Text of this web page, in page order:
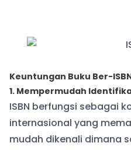
Keuntungan Buku Ber-
1. Mempermudah
ISBN berfungsi sebagai
internasional yang
mudah dikenali dimana